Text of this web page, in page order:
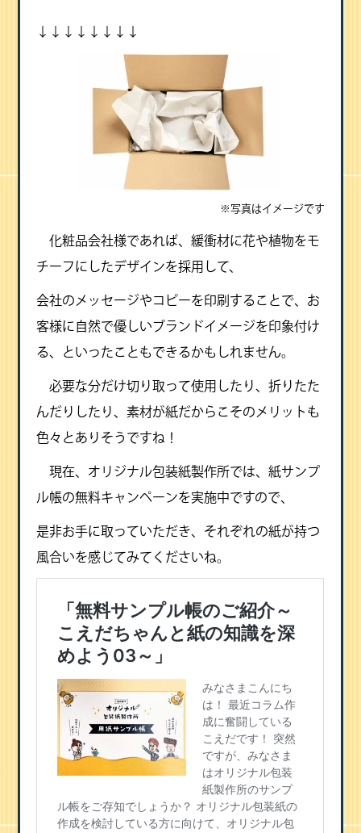
↓↓↓↓↓↓↓↓
※写真はイメージです
化粧品会社様であれば、緩衝材に花や植物をモ
チーフにしたデザインを採用して、
会社のメッセージやコピーを印刷することで、お
客様に自然で優しいブランドイメージを印象付け
る、といったこともできるかもしれません。
必要な分だけ切り取って使用したり、折りたた
んだりしたり、素材が紙だからこそのメリットも
色々とありそうですね！
現在、オリジナル包装紙製作所では、紙サンプ
ル帳の無料キャンペーンを実施中ですので、
是非お手に取っていただき、それぞれの紙が持つ
風合いを感じてみてくださいね。